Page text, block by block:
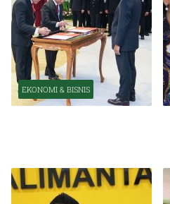
EKONOMI & BISNIS